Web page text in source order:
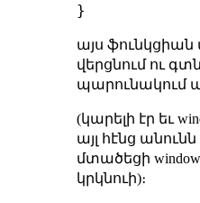
այս
վերցնում ու
պարունակում
(կարելի էր եւ
այլ հէնց
մտածեցի
կրկնուի)։